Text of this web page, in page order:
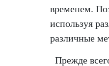
временем.
используя
различные
Прежде